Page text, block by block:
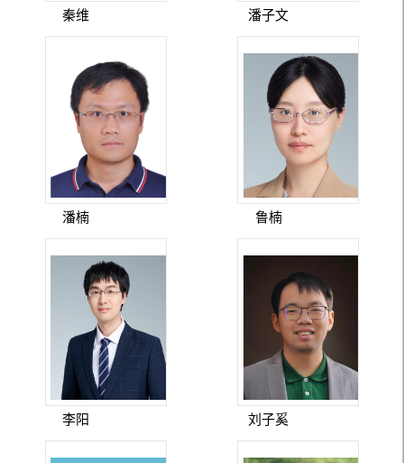
秦维 潘子文
潘楠 鲁楠
李阳 刘子奚